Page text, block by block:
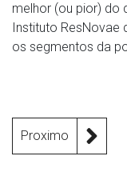
melhor (ou pior) do
Instituto ResNovae
os segmentos da
Proximo